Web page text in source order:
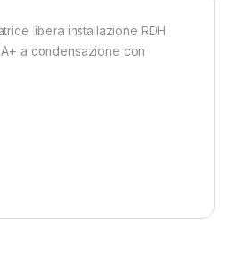
libera installazione RDH
a condensazione con